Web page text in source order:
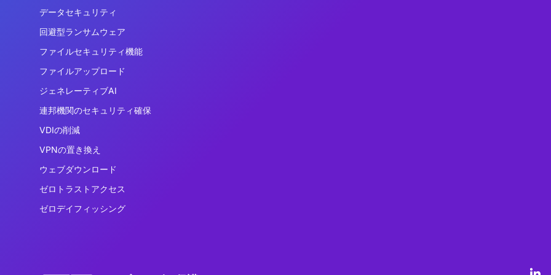
データセキュリティ
回避型ランサムウェア
ファイルセキュリティ機能
ファイルアップロード
ジェネレーティブAI
連邦機関のセキュリティ確保
VDIの削減
VPNの置き換え
ウェブダウンロード
ゼロトラストアクセス
ゼロデイフィッシング